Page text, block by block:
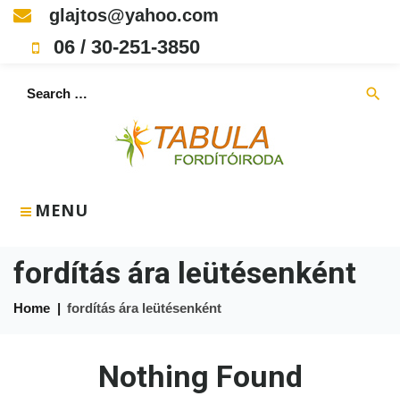
Skip
content
glajtos@yahoo.com
06 / 30-251-3850
MENU
Search
search
fordítás ára leütésenként
Home | fordítás ára leütésenként
Nothing Found